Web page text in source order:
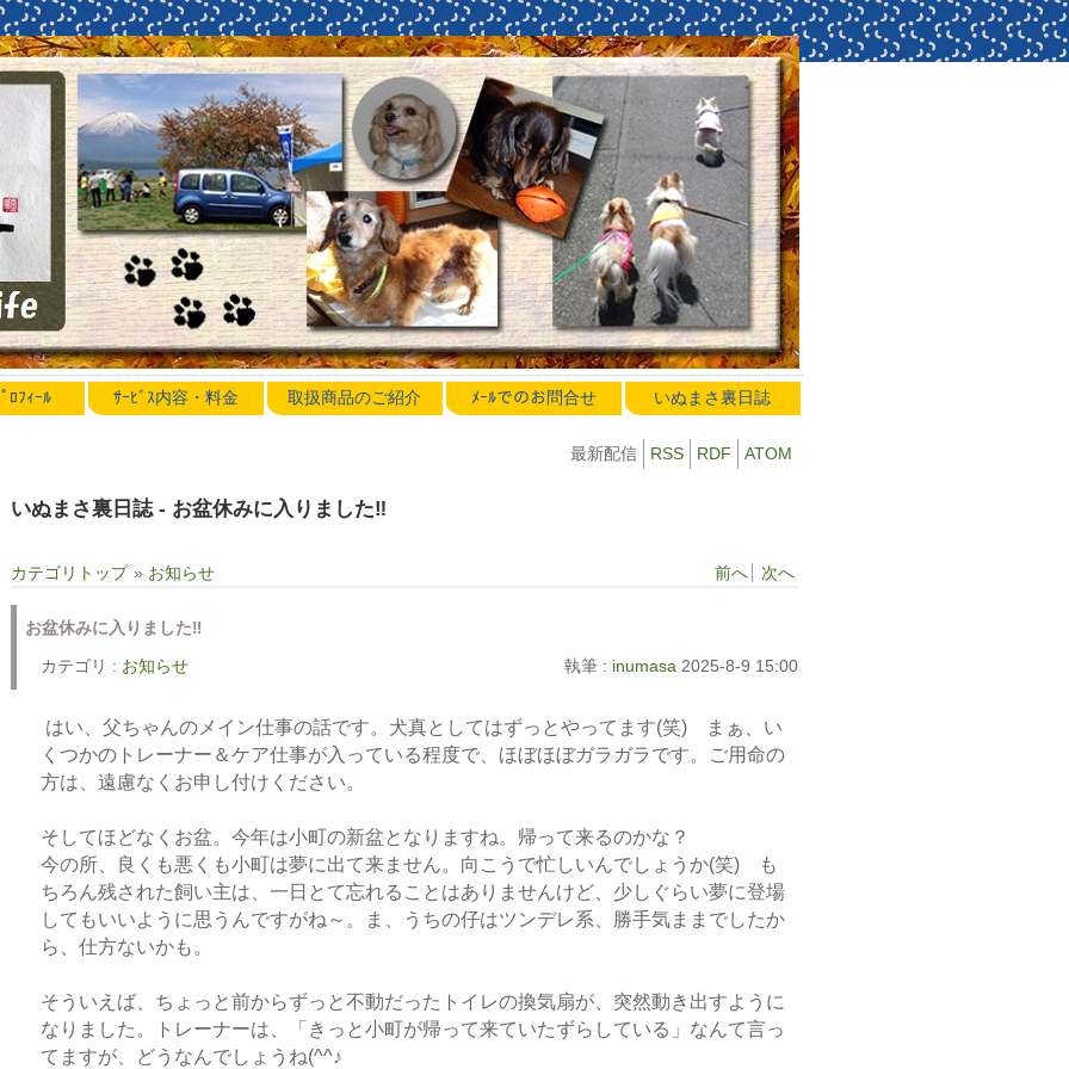
ﾌｨｰﾙ ｻｰﾋﾞｽ内容・料金 取扱商品のご紹介 ﾒｰﾙでのお問合せ いぬまさ裏日誌
最新配信 RSS RDF ATOM
いぬまさ裏日誌 - お盆休みに入りました‼
カテゴリトップ » お知らせ 前へ 次へ
お盆休みに入りました‼
カテゴリ : お知らせ 執筆 : inumasa 2025-8-9 15:00
はい、父ちゃんのメイン仕事の話です。犬真としてはずっとやってます(笑) まぁ、い
くつかのトレーナー＆ケア仕事が入っている程度で、ほぼほぼガラガラです。ご用命の
方は、遠慮なくお申し付けください。
そしてほどなくお盆。今年は小町の新盆となりますね。帰って来るのかな？
今の所、良くも悪くも小町は夢に出て来ません。向こうで忙しいんでしょうか(笑) も
ちろん残された飼い主は、一日とて忘れることはありませんけど、少しぐらい夢に登場
してもいいように思うんですがね～。ま、うちの仔はツンデレ系、勝手気ままでしたか
ら、仕方ないかも。
そういえば、ちょっと前からずっと不動だったトイレの換気扇が、突然動き出すように
なりました。トレーナーは、「きっと小町が帰って来ていたずらしている」なんて言っ
てますが、どうなんでしょうね(^^♪